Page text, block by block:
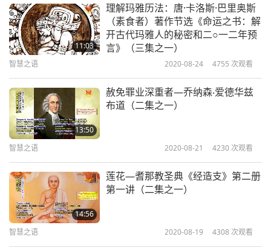
卡尔什瓦雷斯的所有水源，唯有我这条河，无论夏
冬，持续带来水源。［…］」
接下来，我们很高兴呈献《太阳颂赞》摘选，一首礼
《太阳颂赞》。献给太阳的颂赞。
「［…］我们向不朽、光耀、骏足如飞的太阳献祭。
当太阳的光辉渐暖，当太阳的光芒愈炽，便有成百上
千的天界亚扎塔挺身而出：他们汇聚太阳的荣光，使
这份荣光遍洒流转，将这份荣光倾注于阿胡拉所造的
大地之上，为使圣洁的世界更加兴旺，为使神圣的生
灵更加繁盛，更为彰显那不朽、光耀、骏足如飞的太
阳之伟大。当太阳升起时，阿胡拉所造的大地便变得
11:03
理解玛雅历法：唐·卡洛斯·巴里奥斯
（素食者）著作节选《命运之书：解
开古代玛雅人的秘密和二○一二年预
言》（三集之一）
智慧之语 2020-08-24 4755 次观看
13:50
赦免罪业深重者—乔纳森‧爱德华兹
布道（二集之一）
智慧之语 2020-08-21 4230 次观看
14:56
莲花—耆那教圣典《经造支》第二册
第一讲（二集之一）
智慧之语 2020-08-19 4308 次观看